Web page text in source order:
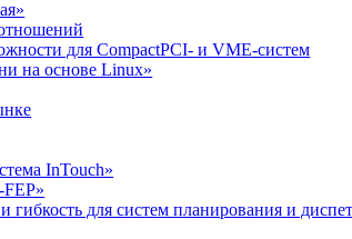
для CompactPCI- и VME-систем
на основе Linux»
InTouch»
для систем планирования и